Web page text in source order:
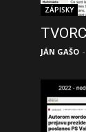
ZÁPISKY
JÁN GAŠO -